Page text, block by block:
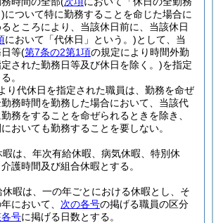
について特に勤務することを命じた場合に
ところにより、当該休日前に、当該休日
において「代休日」という。)として、当
等(第7条の2第1項の規定により時間外勤
された勤務日等及び休日を除く。)を指定
。
り代休日を指定された職員は、勤務を命ぜ
務時間を勤務した場合において、当該代
務をすることを命ぜられるときを除き、
おいても勤務することを要しない。
暇は、年次有給休暇、病気休暇、特別休
護時間及び組合休暇とする。
休暇は、一の年ごとにおける休暇とし、そ
において、 次の各号の掲げる職員の区分
号に掲げる日数とする。